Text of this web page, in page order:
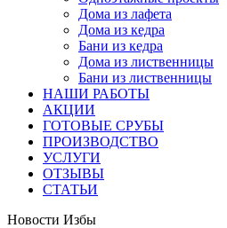
Дома из лафета
Дома из кедра
Бани из кедра
Дома из лиственницы
Бани из лиственницы
НАШИ РАБОТЫ
АКЦИИ
ГОТОВЫЕ СРУБЫ
ПРОИЗВОДСТВО
УСЛУГИ
ОТЗЫВЫ
СТАТЬИ
Новости Избы